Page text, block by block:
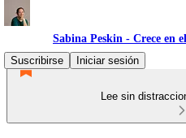
Sabina Peskin - Crece en
Suscribirse
Iniciar sesión
Lee sin